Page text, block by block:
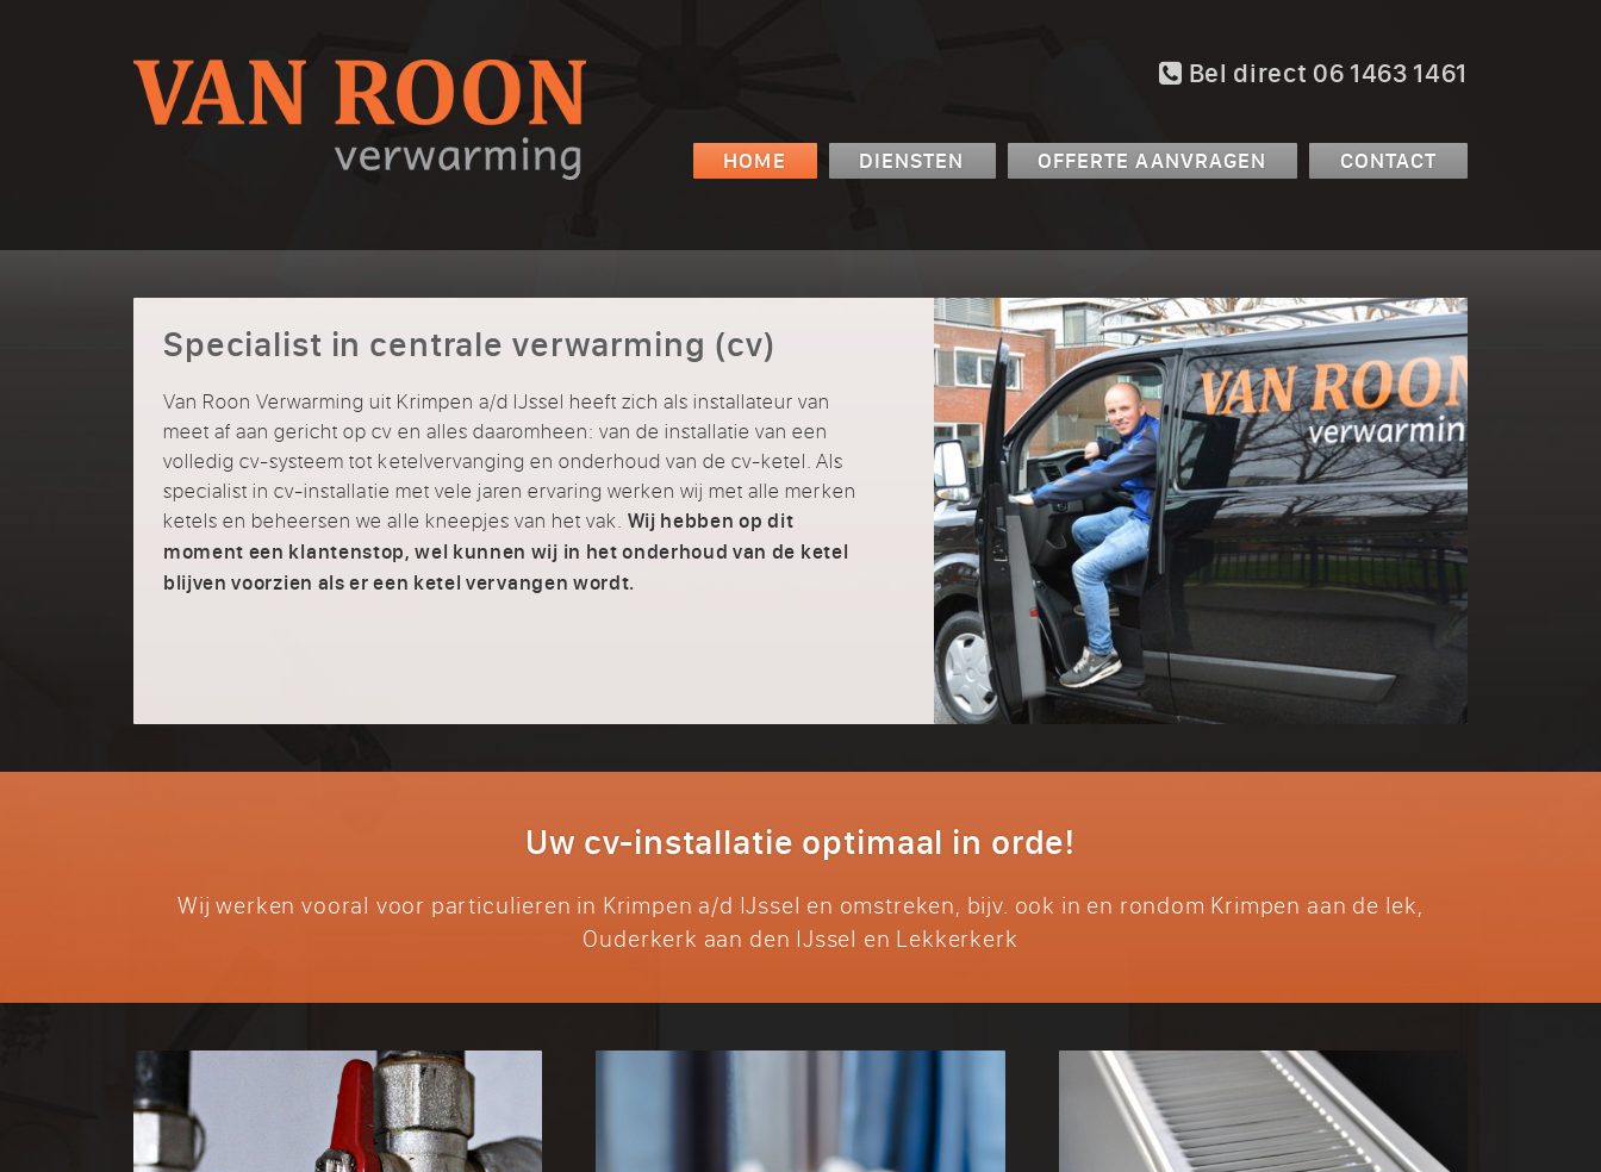
Bel direct 06 1463 1461
HOME DIENSTEN OFFERTE AANVRAGEN CONTACT
Specialist in centrale verwarming (cv)
Van Roon Verwarming uit Krimpen a/d IJssel heeft zich als installateur van
meet af aan gericht op cv en alles daaromheen: van de installatie van een
volledig cv-systeem tot ketelvervanging en onderhoud van de cv-ketel. Als
specialist in cv-installatie met vele jaren ervaring werken wij met alle merken
ketels en beheersen we alle kneepjes van het vak. Wij hebben op dit
moment een klantenstop, wel kunnen wij in het onderhoud van de ketel
blijven voorzien als er een ketel vervangen wordt.
Uw cv-installatie optimaal in orde!
Wij werken vooral voor particulieren in Krimpen a/d IJssel en omstreken, bijv. ook in en rondom Krimpen aan de lek,
Ouderkerk aan den IJssel en Lekkerkerk